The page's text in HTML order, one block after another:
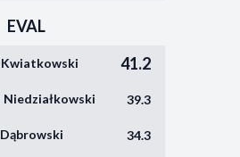
EVAL
Kwiatkowski 41.2
Niedziałkowski 39.3
Dąbrowski 34.3